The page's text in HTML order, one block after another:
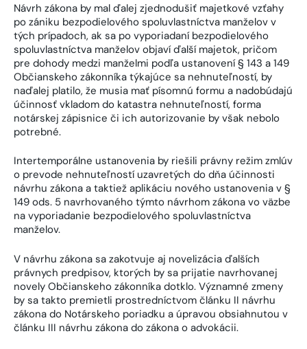
Návrh zákona by mal ďalej zjednodušiť majetkové vzťahy
po zániku bezpodielového spoluvlastníctva manželov v
tých prípadoch, ak sa po vyporiadaní bezpodielového
spoluvlastníctva manželov objaví ďalší majetok, pričom
pre dohody medzi manželmi podľa ustanovení § 143 a 149
Občianskeho zákonníka týkajúce sa nehnuteľností, by
naďalej platilo, že musia mať písomnú formu a nadobúdajú
účinnosť vkladom do katastra nehnuteľností, forma
notárskej zápisnice či ich autorizovanie by však nebolo
potrebné.
Intertemporálne ustanovenia by riešili právny režim zmlúv
o prevode nehnuteľností uzavretých do dňa účinnosti
návrhu zákona a taktiež aplikáciu nového ustanovenia v §
149 ods. 5 navrhovaného týmto návrhom zákona vo väzbe
na vyporiadanie bezpodielového spoluvlastníctva
manželov.
V návrhu zákona sa zakotvuje aj novelizácia ďalších
právnych predpisov, ktorých by sa prijatie navrhovanej
novely Občianskeho zákonníka dotklo. Významné zmeny
by sa takto premietli prostredníctvom článku II návrhu
zákona do Notárskeho poriadku a úpravou obsiahnutou v
článku III návrhu zákona do zákona o advokácii.